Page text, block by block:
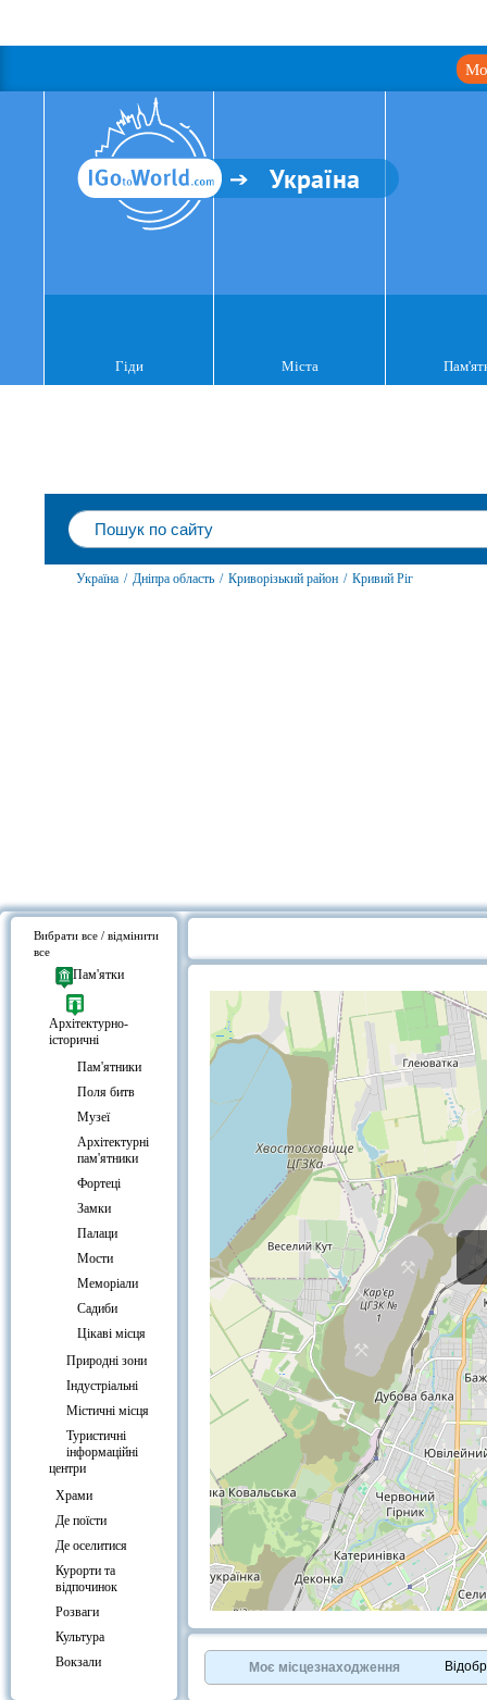
Україна
Гіди Міста
Україна / Дніпра область / Криворізький район / Кривий Ріг
Вибрати все / відмінити
все
Пам'ятки
Архітектурно-
історичні
Пам'ятники
Поля битв
Музеї
Архітектурні
пам'ятники
Фортеці
Замки
Палаци
Мости
Меморіали
Садиби
Цікаві місця
Природні зони
Індустріальні
Містичні місця
Туристичні
інформаційні
центри
Храми
Де поїсти
Де оселитися
Курорти та
відпочинок
Розваги
Культура
Вокзали
OpenStreetMapcontributors.
»
Моє місцезнаходження